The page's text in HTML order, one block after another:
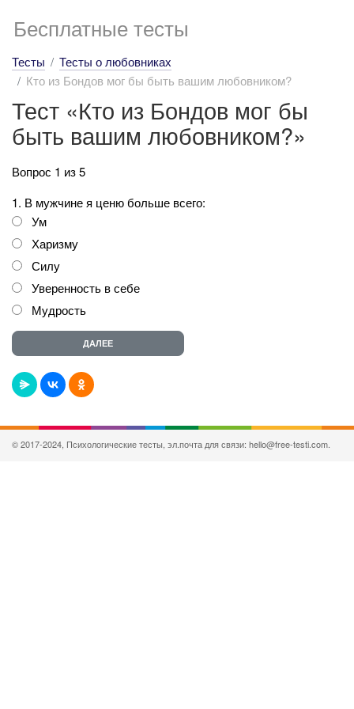
Бесплатные тесты
Тесты
Тесты о любовниках
Кто из Бондов мог бы быть вашим любовником?
Тест «Кто из Бондов мог бы
быть вашим любовником?»
Вопрос 1 из 5
1. В мужчине я ценю больше всего:
Ум
Харизму
Силу
Уверенность в себе
Мудрость
© 2017-2024, Психологические тесты, эл.почта для связи: hello@free-testi.com.